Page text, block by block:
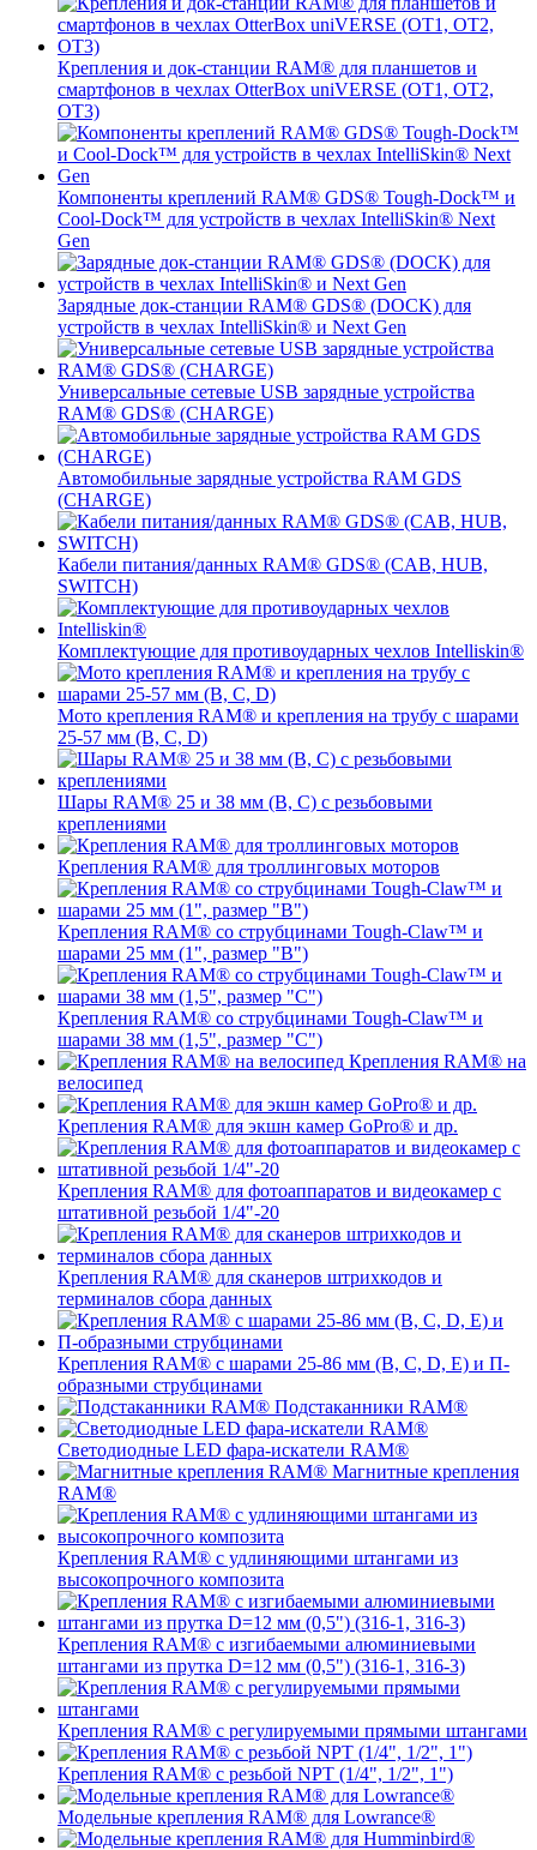
Крепления и док-станции RAM® для планшетов и
смартфонов в чехлах OtterBox uniVERSE (OT1, OT2,
OT3)
Компоненты креплений RAM® GDS® Tough-Dock™ и
Cool-Dock™ для устройств в чехлах IntelliSkin® Next
Gen
Зарядные док-станции RAM® GDS® (DOCK) для
устройств в чехлах IntelliSkin® и Next Gen
Универсальные сетевые USB зарядные устройства
RAM® GDS® (CHARGE)
Автомобильные зарядные устройства RAM GDS
(CHARGE)
Кабели питания/данных RAM® GDS® (CAB, HUB,
SWITCH)
Комплектующие для противоударных чехлов Intelliskin®
Мото крепления RAM® и крепления на трубу с шарами
25-57 мм (B, C, D)
Шары RAM® 25 и 38 мм (B, C) с резьбовыми
креплениями
Крепления RAM® для троллинговых моторов
Крепления RAM® со струбцинами Tough-Claw™ и
шарами 25 мм (1", размер "B")
Крепления RAM® со струбцинами Tough-Claw™ и
шарами 38 мм (1,5", размер "C")
Крепления RAM® на
велосипед
Крепления RAM® для экшн камер GoPro® и др.
Крепления RAM® для фотоаппаратов и видеокамер с
штативной резьбой 1/4"-20
Крепления RAM® для сканеров штрихкодов и
терминалов сбора данных
Крепления RAM® с шарами 25-86 мм (B, C, D, E) и П-
образными струбцинами
Подстаканники RAM®
Светодиодные LED фара-искатели RAM®
Магнитные крепления
RAM®
Крепления RAM® с удлиняющими штангами из
высокопрочного композита
Крепления RAM® с изгибаемыми алюминиевыми
штангами из прутка D=12 мм (0,5") (316-1, 316-3)
Крепления RAM® c регулируемыми прямыми штангами
Крепления RAM® с резьбой NPT (1/4", 1/2", 1")
Модельные крепления RAM® для Lowrance®